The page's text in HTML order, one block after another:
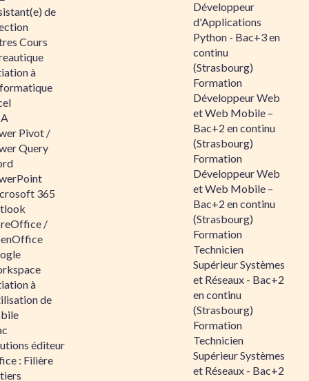
de
Cours
à
Pivot /
Query
365
/
à
de
éditeur
: Filière
Développeur
d'Applications
Python - Bac+3 en
continu
(Strasbourg)
Formation
Développeur Web
et Web Mobile –
Bac+2 en continu
(Strasbourg)
Formation
Développeur Web
et Web Mobile –
Bac+2 en continu
(Strasbourg)
Formation
Technicien
Supérieur Systèmes
et Réseaux - Bac+2
en continu
(Strasbourg)
Formation
Technicien
Supérieur Systèmes
et Réseaux - Bac+2